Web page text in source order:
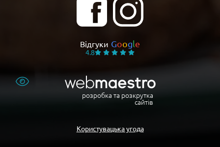
Відгуки Google
4.8
розробка та розкрутка
сайтів
Користувацька угода